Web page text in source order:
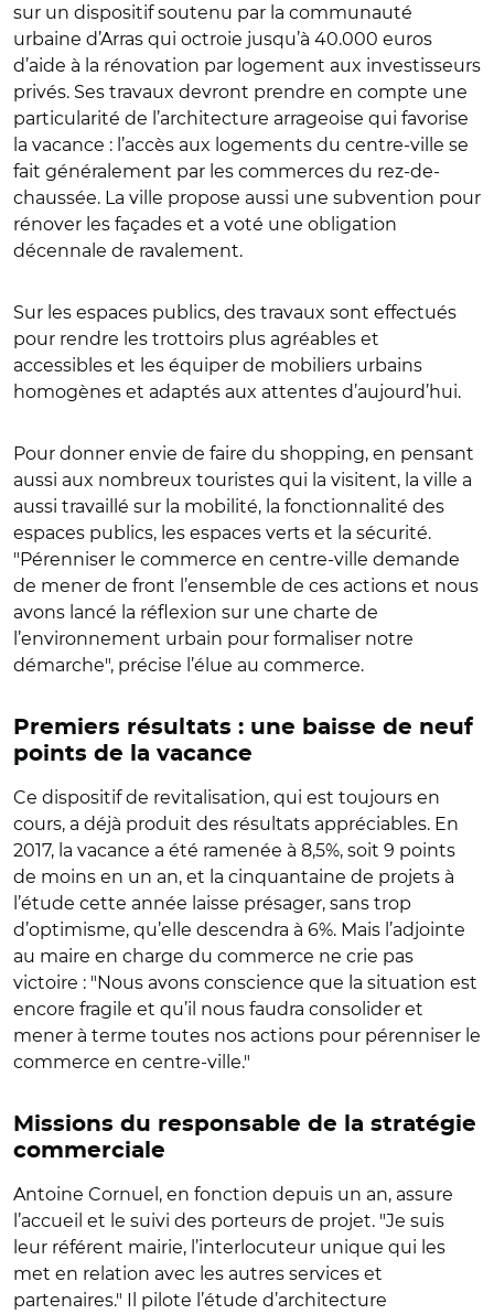
sur un dispositif soutenu par la communauté
urbaine d’Arras qui octroie jusqu’à 40.000 euros
d’aide à la rénovation par logement aux investisseurs
privés. Ses travaux devront prendre en compte une
particularité de l’architecture arrageoise qui favorise
la vacance : l’accès aux logements du centre-ville se
fait généralement par les commerces du rez-de-
chaussée. La ville propose aussi une subvention pour
rénover les façades et a voté une obligation
décennale de ravalement.
Sur les espaces publics, des travaux sont effectués
pour rendre les trottoirs plus agréables et
accessibles et les équiper de mobiliers urbains
homogènes et adaptés aux attentes d’aujourd’hui.
Pour donner envie de faire du shopping, en pensant
aussi aux nombreux touristes qui la visitent, la ville a
aussi travaillé sur la mobilité, la fonctionnalité des
espaces publics, les espaces verts et la sécurité.
"Pérenniser le commerce en centre-ville demande
de mener de front l’ensemble de ces actions et nous
avons lancé la réflexion sur une charte de
l’environnement urbain pour formaliser notre
démarche", précise l’élue au commerce.
Premiers résultats : une baisse de neuf
points de la vacance
Ce dispositif de revitalisation, qui est toujours en
cours, a déjà produit des résultats appréciables. En
2017, la vacance a été ramenée à 8,5%, soit 9 points
de moins en un an, et la cinquantaine de projets à
l’étude cette année laisse présager, sans trop
d’optimisme, qu’elle descendra à 6%. Mais l’adjointe
au maire en charge du commerce ne crie pas
victoire : "Nous avons conscience que la situation est
encore fragile et qu’il nous faudra consolider et
mener à terme toutes nos actions pour pérenniser le
commerce en centre-ville."
Missions du responsable de la stratégie
commerciale
Antoine Cornuel, en fonction depuis un an, assure
l’accueil et le suivi des porteurs de projet. "Je suis
leur référent mairie, l’interlocuteur unique qui les
met en relation avec les autres services et
partenaires." Il pilote l’étude d’architecture